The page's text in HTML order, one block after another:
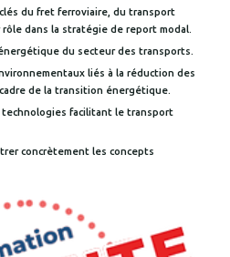
du fret ferroviaire, du transport
dans la stratégie de report modal.
du secteur des transports.
liés à la réduction des
de la transition énergétique.
facilitant le transport
concrètement les concepts